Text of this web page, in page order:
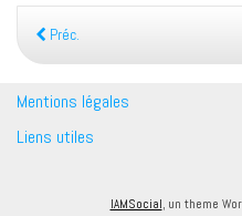
Préc.
Mentions légales
Liens utiles
IAMSocial, un theme